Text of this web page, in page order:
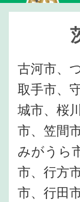
古河市、
取手市、
城市、桜
市、笠間
みがうら
市、行方
市、行田